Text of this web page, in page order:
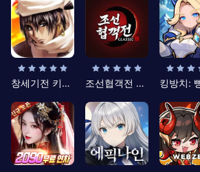
창세기전 키우기 조선협객전 클래식